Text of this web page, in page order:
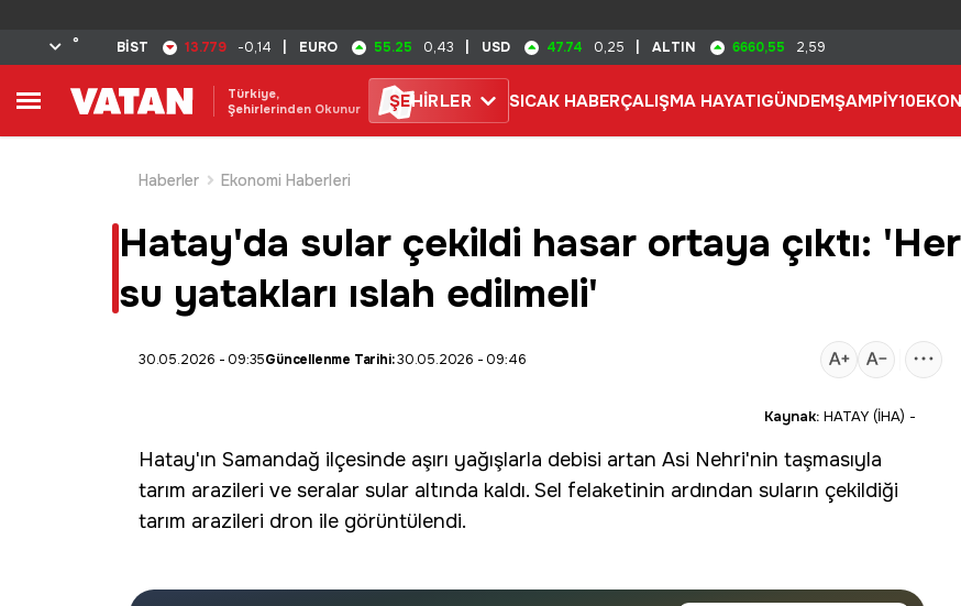
° BİST 13.779 -0,14 EURO 55.25 0,43 USD 47.74 0,25 ALTIN 6660,55 2,59
Türkiye,
Şehirlerinden Okunur
ŞEHİRLER SICAK HABERÇALIŞMA HAYATIGÜNDEMŞAMPİY10
Haberler
Ekonomi Haberleri
Hatay'da sular çekildi hasar ortaya çıktı: 'Her
su yatakları ıslah edilmeli'
30.05.2026 - 09:35Güncellenme Tarihi:30.05.2026 - 09:46
Kaynak: HATAY (İHA) -
Hatay'ın Samandağ ilçesinde aşırı yağışlarla debisi artan Asi Nehri'nin taşmasıyla
tarım arazileri ve seralar sular altında kaldı. Sel felaketinin ardından suların çekildiği
tarım arazileri dron ile görüntülendi.